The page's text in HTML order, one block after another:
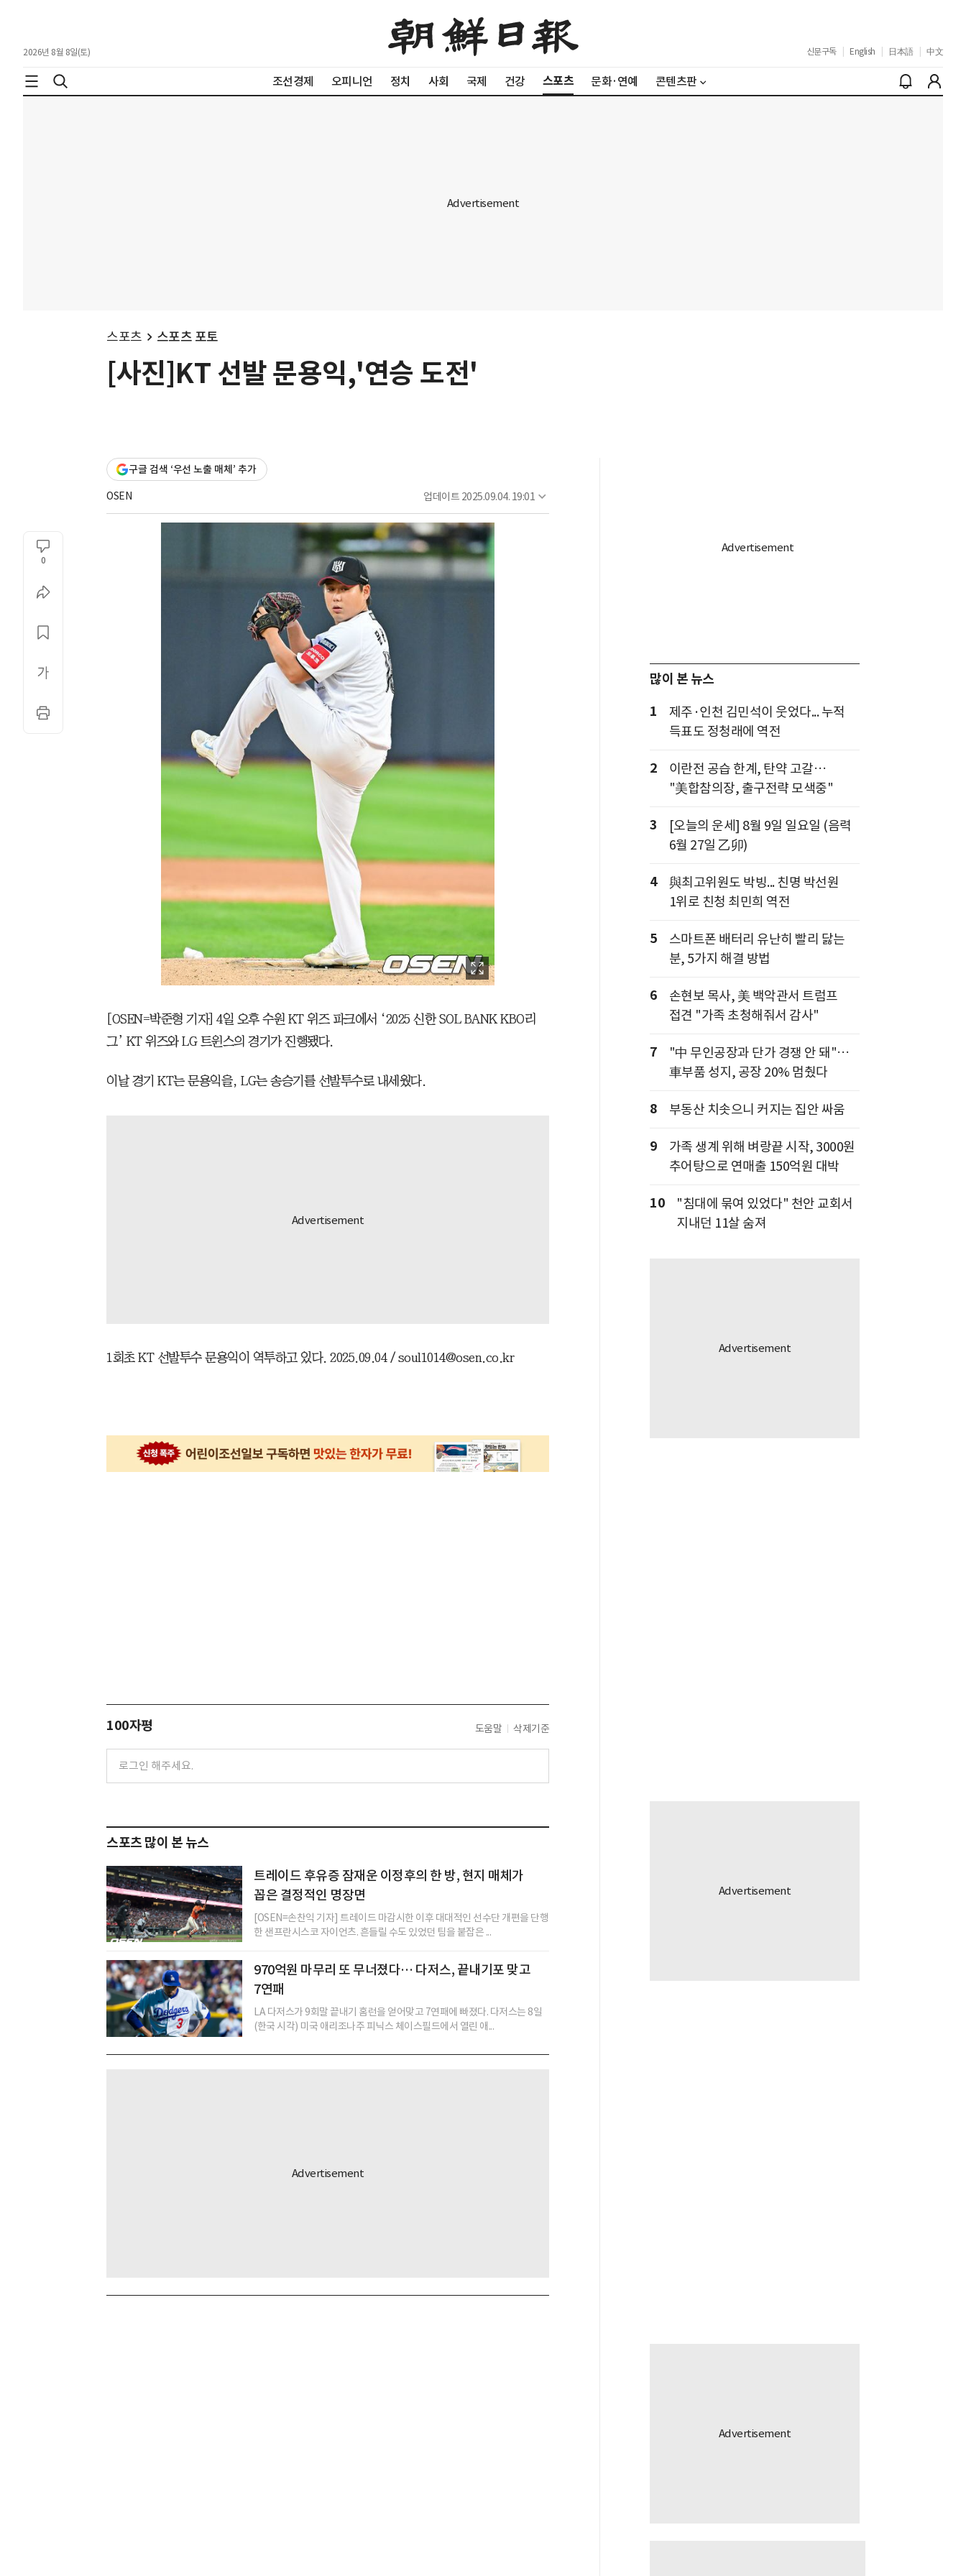
2026년 8월 8일(토) 신문구독 English 日本語 中文
조선경제 오피니언 정치 사회 국제 건강 스포츠 문화·연예 콘텐츠판
스포츠 스포츠 포토
[사진]KT 선발 문용익,'연승 도전'
구글 검색 ‘우선 노출 매체’ 추가
OSEN 업데이트 2025.09.04. 19:01
0
[OSEN=박준형 기자] 4일 오후 수원 KT 위즈 파크에서 ‘2025 신한 SOL BANK KBO리
그’ KT 위즈와 LG 트윈스의 경기가 진행됐다.
이날 경기 KT는 문용익을, LG는 송승기를 선발투수로 내세웠다.
1회초 KT 선발투수 문용익이 역투하고 있다. 2025.09.04 / soul1014@osen.co.kr
100자평 도움말 삭제기준
스포츠 많이 본 뉴스
트레이드 후유증 잠재운 이정후의 한 방, 현지 매체가
꼽은 결정적인 명장면
[OSEN=손찬익 기자] 트레이드 마감시한 이후 대대적인 선수단 개편을 단행
한 샌프란시스코 자이언츠. 흔들릴 수도 있었던 팀을 붙잡은 ...
970억원 마무리 또 무너졌다… 다저스, 끝내기포 맞고
7연패
LA 다저스가 9회말 끝내기 홈런을 얻어맞고 7연패에 빠졌다. 다저스는 8일
(한국 시각) 미국 애리조나주 피닉스 체이스필드에서 열린 애...
많이 본 뉴스
1
제주·인천 김민석이 웃었다... 누적
득표도 정청래에 역전
2
이란전 공습 한계, 탄약 고갈…
"美합참의장, 출구전략 모색중"
3
[오늘의 운세] 8월 9일 일요일 (음력
6월 27일 乙卯)
4
與최고위원도 박빙... 친명 박선원
1위로 친청 최민희 역전
5
스마트폰 배터리 유난히 빨리 닳는
분, 5가지 해결 방법
6
손현보 목사, 美 백악관서 트럼프
접견 "가족 초청해줘서 감사"
7
"中 무인공장과 단가 경쟁 안 돼"…
車부품 성지, 공장 20% 멈췄다
8 부동산 치솟으니 커지는 집안 싸움
9
가족 생계 위해 벼랑끝 시작, 3000원
추어탕으로 연매출 150억원 대박
10
"침대에 묶여 있었다" 천안 교회서
지내던 11살 숨져